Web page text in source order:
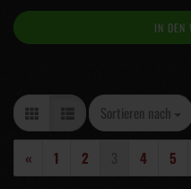
IN DEN
Sortieren nach
Sortieren nach
« 1 2 4 5